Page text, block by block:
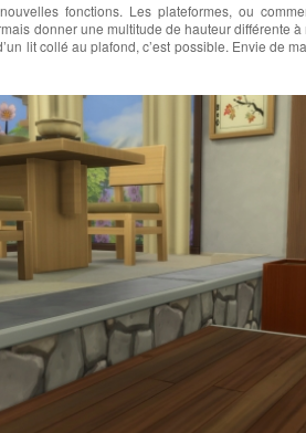
fonctions. Les plateformes, ou
donner une multitude de hauteur différente
lit collé au plafond, c’est possible. Envie de